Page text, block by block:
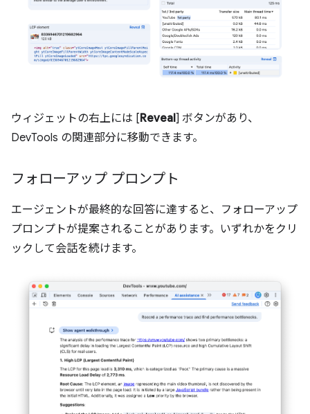
ウィジェットの右上には [Reveal] ボタンがあり、
DevTools の関連部分に移動できます。
フォローアップ プロンプト
エージェントが最終的な回答に達すると、フォローアップ
プロンプトが提案されることがあります。いずれかをクリ
ックして会話を続けます。